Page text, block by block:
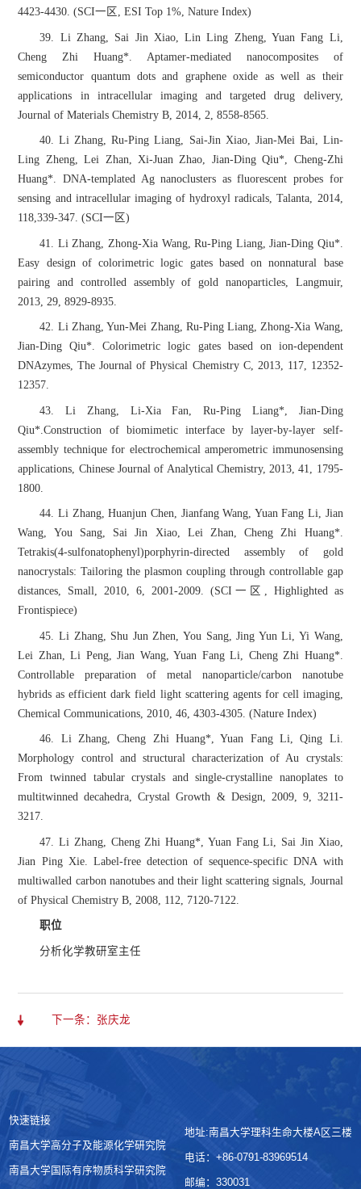
4423-4430. (SCI一区, ESI Top 1%, Nature Index)
39. Li Zhang, Sai Jin Xiao, Lin Ling Zheng, Yuan Fang Li,
Cheng Zhi Huang*. Aptamer-mediated nanocomposites of
semiconductor quantum dots and graphene oxide as well as their
applications in intracellular imaging and targeted drug delivery,
Journal of Materials Chemistry B, 2014, 2, 8558-8565.
40. Li Zhang, Ru-Ping Liang, Sai-Jin Xiao, Jian-Mei Bai, Lin-
Ling Zheng, Lei Zhan, Xi-Juan Zhao, Jian-Ding Qiu*, Cheng-Zhi
Huang*. DNA-templated Ag nanoclusters as fluorescent probes for
sensing and intracellular imaging of hydroxyl radicals, Talanta, 2014,
118,339-347. (SCI一区)
41. Li Zhang, Zhong-Xia Wang, Ru-Ping Liang, Jian-Ding Qiu*.
Easy design of colorimetric logic gates based on nonnatural base
pairing and controlled assembly of gold nanoparticles, Langmuir,
2013, 29, 8929-8935.
42. Li Zhang, Yun-Mei Zhang, Ru-Ping Liang, Zhong-Xia Wang,
Jian-Ding Qiu*. Colorimetric logic gates based on ion-dependent
DNAzymes, The Journal of Physical Chemistry C, 2013, 117, 12352-
12357.
43. Li Zhang, Li-Xia Fan, Ru-Ping Liang*, Jian-Ding
Qiu*.Construction of biomimetic interface by layer-by-layer self-
assembly technique for electrochemical amperometric immunosensing
applications, Chinese Journal of Analytical Chemistry, 2013, 41, 1795-
1800.
44. Li Zhang, Huanjun Chen, Jianfang Wang, Yuan Fang Li, Jian
Wang, You Sang, Sai Jin Xiao, Lei Zhan, Cheng Zhi Huang*.
Tetrakis(4-sulfonatophenyl)porphyrin-directed assembly of gold
nanocrystals: Tailoring the plasmon coupling through controllable gap
distances, Small, 2010, 6, 2001-2009. (SCI一区, Highlighted as
Frontispiece)
45. Li Zhang, Shu Jun Zhen, You Sang, Jing Yun Li, Yi Wang,
Lei Zhan, Li Peng, Jian Wang, Yuan Fang Li, Cheng Zhi Huang*.
Controllable preparation of metal nanoparticle/carbon nanotube
hybrids as efficient dark field light scattering agents for cell imaging,
Chemical Communications, 2010, 46, 4303-4305. (Nature Index)
46. Li Zhang, Cheng Zhi Huang*, Yuan Fang Li, Qing Li.
Morphology control and structural characterization of Au crystals:
From twinned tabular crystals and single-crystalline nanoplates to
multitwinned decahedra, Crystal Growth & Design, 2009, 9, 3211-
3217.
47. Li Zhang, Cheng Zhi Huang*, Yuan Fang Li, Sai Jin Xiao,
Jian Ping Xie. Label-free detection of sequence-specific DNA with
multiwalled carbon nanotubes and their light scattering signals, Journal
of Physical Chemistry B, 2008, 112, 7120-7122.
职位
分析化学教研室主任
下一条：张庆龙
快速链接
南昌大学高分子及能源化学研究院
南昌大学国际有序物质科学研究院
地址:南昌大学理科生命大楼A区三楼
电话：+86-0791-83969514
邮编：330031